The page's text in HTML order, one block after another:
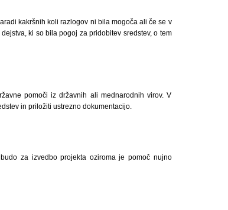
kakršnih koli razlogov ni bila mogoča ali če se v
ki so bila pogoj za pridobitev sredstev, o tem
pomoči iz državnih ali mednarodnih virov. V
in priložiti ustrezno dokumentacijo.
za izvedbo projekta oziroma je pomoč nujno